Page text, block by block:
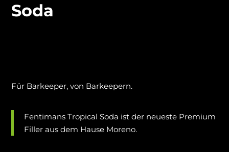
Soda
Für Barkeeper, von Barkeepern.
Fentimans Tropical Soda ist der neueste Premium
Filler aus dem Hause Moreno.